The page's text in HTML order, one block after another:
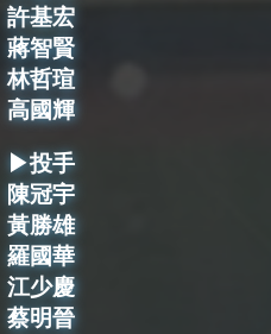
許基宏
蔣智賢
林哲瑄
高國輝
▶投手
陳冠宇
黃勝雄
羅國華
江少慶
蔡明晉